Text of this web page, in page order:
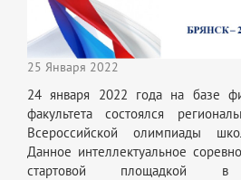
25 Января 2022
24 января 2022 года на базе
факультета состоялся
Всероссийской олимпиады
Данное интеллектуальное
стартовой площадкой в